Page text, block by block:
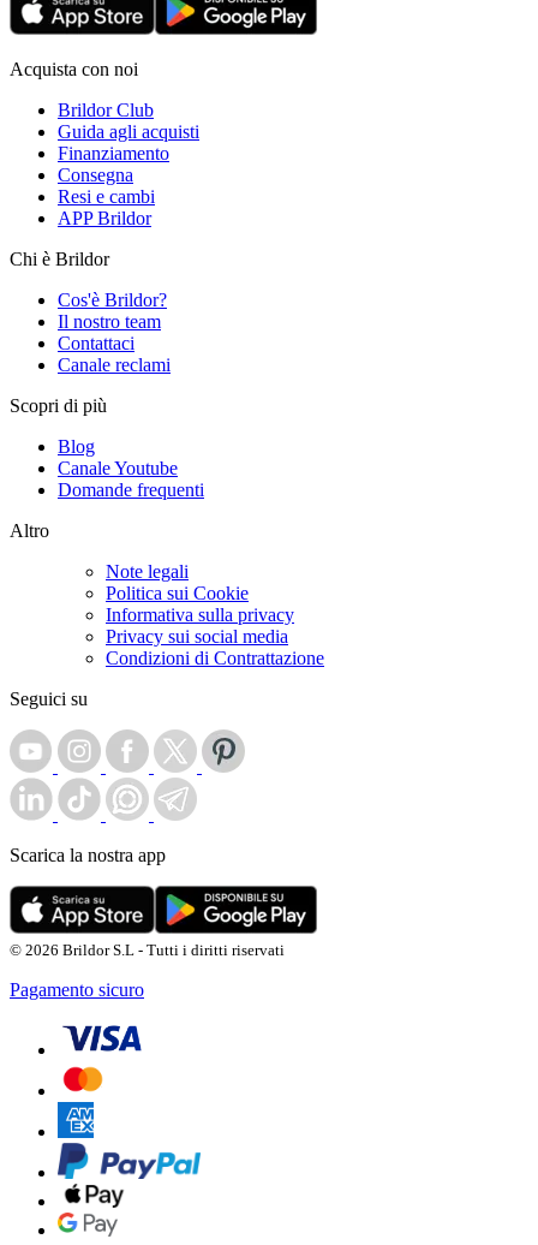
Acquista con noi
Brildor Club
Guida agli acquisti
Finanziamento
Consegna
Resi e cambi
APP Brildor
Chi è Brildor
Cos'è Brildor?
Il nostro team
Contattaci
Canale reclami
Scopri di più
Blog
Canale Youtube
Domande frequenti
Altro
Note legali
Politica sui Cookie
Informativa sulla privacy
Privacy sui social media
Condizioni di Contrattazione
Seguici su
Scarica la nostra app
© 2026 Brildor S.L - Tutti i diritti riservati
Pagamento sicuro